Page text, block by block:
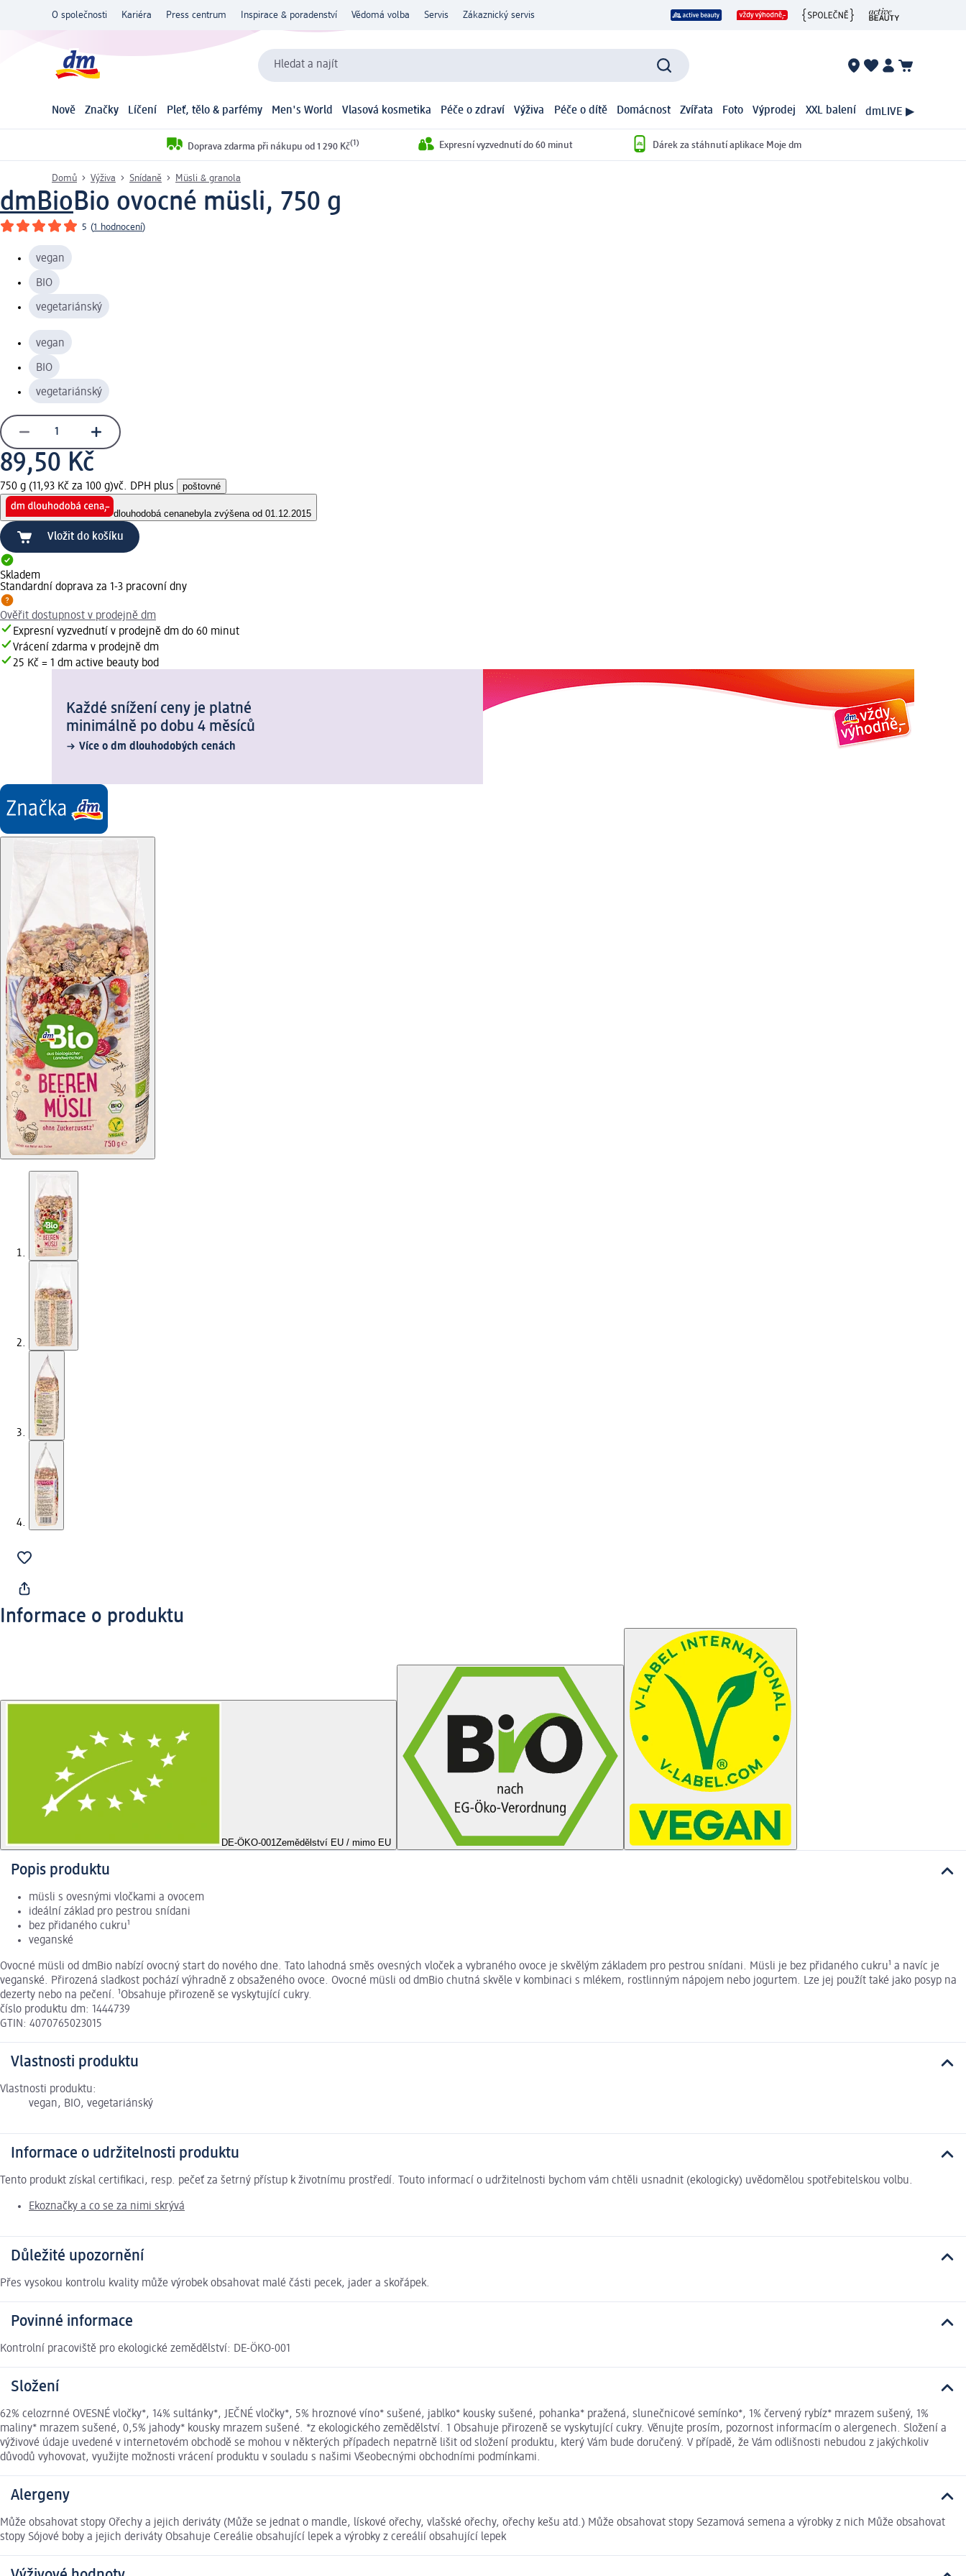
O společnosti Kariéra Press centrum Inspirace & poradenství Vědomá volba Servis Zákaznický servis
Hledat a najít
Nově Značky Líčení Pleť, tělo & parfémy Men's World Vlasová kosmetika Péče o zdraví Výživa Péče o dítě Domácnost Zvířata Foto Výprodej XXL balení dmLIVE ▶
Doprava zdarma při nákupu od 1 290 Kč(1) Expresní vyzvednutí do 60 minut Dárek za stáhnutí aplikace Moje dm
Domů Výživa Snídaně Müsli & granola
dmBioBio ovocné müsli, 750 g
5 (1 hodnocení)
vegan
BIO
vegetariánský
vegan
BIO
vegetariánský
89,50 Kč
750 g (11,93 Kč za 100 g)vč. DPH plus poštovné
dlouhodobá cenanebyla zvýšena od 01.12.2015
Vložit do košíku
Skladem
Standardní doprava za 1-3 pracovní dny
Ověřit dostupnost v prodejně dm
Expresní vyzvednutí v prodejně dm do 60 minut
Vrácení zdarma v prodejně dm
25 Kč = 1 dm active beauty bod
Každé snížení ceny je platné
minimálně po dobu 4 měsíců
Více o dm dlouhodobých cenách
Informace o produktu
DE-ÖKO-001Zemědělství EU / mimo EU
Popis produktu
müsli s ovesnými vločkami a ovocem
ideální základ pro pestrou snídani
bez přidaného cukru¹
veganské
Ovocné müsli od dmBio nabízí ovocný start do nového dne. Tato lahodná směs ovesných vloček a vybraného ovoce je skvělým základem pro pestrou snídani. Müsli je bez přidaného cukru¹ a navíc je
veganské. Přirozená sladkost pochází výhradně z obsaženého ovoce. Ovocné müsli od dmBio chutná skvěle v kombinaci s mlékem, rostlinným nápojem nebo jogurtem. Lze jej použít také jako posyp na
dezerty nebo na pečení. ¹Obsahuje přirozeně se vyskytující cukry.
číslo produktu dm: 1444739
GTIN: 4070765023015
Vlastnosti produktu
Vlastnosti produktu:
vegan, BIO, vegetariánský
Informace o udržitelnosti produktu
Tento produkt získal certifikaci, resp. pečeť za šetrný přístup k životnímu prostředí. Touto informací o udržitelnosti bychom vám chtěli usnadnit (ekologicky) uvědomělou spotřebitelskou volbu.
Ekoznačky a co se za nimi skrývá
Důležité upozornění
Přes vysokou kontrolu kvality může výrobek obsahovat malé části pecek, jader a skořápek.
Povinné informace
Kontrolní pracoviště pro ekologické zemědělství: DE-ÖKO-001
Složení
62% celozrnné OVESNÉ vločky*, 14% sultánky*, JEČNÉ vločky*, 5% hroznové víno* sušené, jablko* kousky sušené, pohanka* pražená, slunečnicové semínko*, 1% červený rybíz* mrazem sušený, 1%
maliny* mrazem sušené, 0,5% jahody* kousky mrazem sušené. *z ekologického zemědělství. 1 Obsahuje přirozeně se vyskytující cukry. Věnujte prosím, pozornost informacím o alergenech. Složení a
výživové údaje uvedené v internetovém obchodě se mohou v některých případech nepatrně lišit od složení produktu, který Vám bude doručený. V případě, že Vám odlišnosti nebudou z jakýchkoliv
důvodů vyhovovat, využijte možnosti vrácení produktu v souladu s našimi Všeobecnými obchodními podmínkami.
Alergeny
Může obsahovat stopy Ořechy a jejich deriváty (Může se jednat o mandle, lískové ořechy, vlašské ořechy, ořechy kešu atd.) Může obsahovat stopy Sezamová semena a výrobky z nich Může obsahovat
stopy Sójové boby a jejich deriváty Obsahuje Cereálie obsahující lepek a výrobky z cereálií obsahující lepek